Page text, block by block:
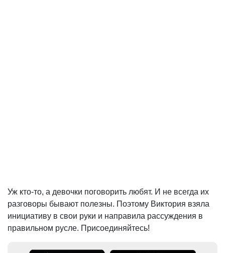
Уж кто-то, а девочки поговорить любят. И не всегда их
разговоры бывают полезны. Поэтому Виктория взяла
инициативу в свои руки и направила рассуждения в
правильном русле. Присоединяйтесь!